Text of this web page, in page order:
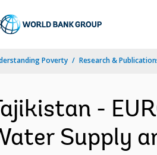
Poverty Research &
-
Supply